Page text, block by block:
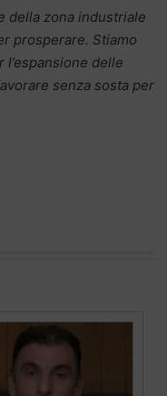
della zona industriale
prosperare. Stiamo
delle
senza sosta per